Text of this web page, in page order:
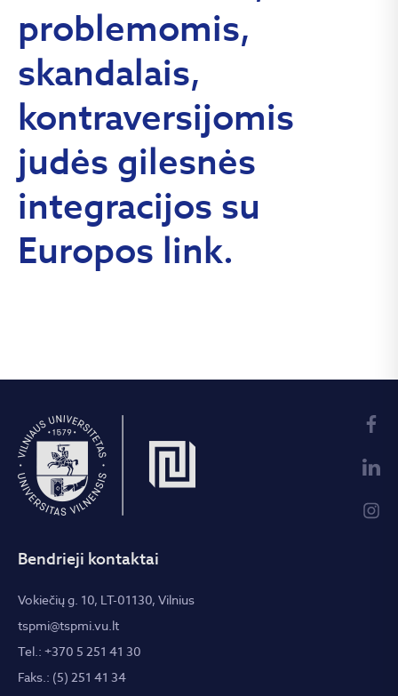
problemomis,
skandalais,
kontraversijomis
judės gilesnės
integracijos su
Europos link.
Bendrieji kontaktai
Vokiečių g. 10, LT-01130, Vilnius
tspmi@tspmi.vu.lt
Tel.: +370 5 251 41 30
Faks.: (5) 251 41 34